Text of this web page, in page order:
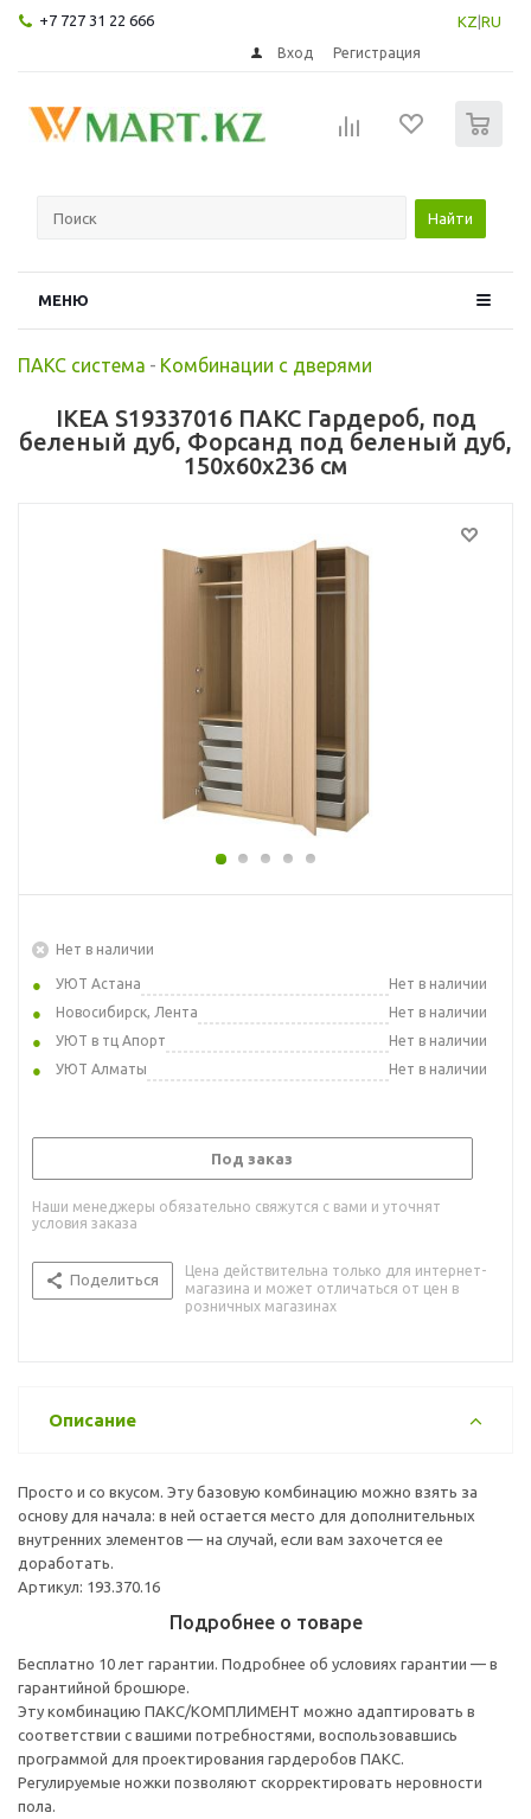
+7 727 31 22 666 KZ RU
Вход Регистрация
Найти
МЕНЮ
ПАКС система - Комбинации с дверями
IKEA S19337016 ПАКС Гардероб, под
беленый дуб, Форсанд под беленый дуб,
150x60x236 см
Нет в наличии
УЮТ Астана
Нет в наличии
Новосибирск, Лента
Нет в наличии
УЮТ в тц Апорт
Нет в наличии
УЮТ Алматы
Нет в наличии
Под заказ
Наши менеджеры обязательно свяжутся с вами и уточнят
условия заказа
Поделиться
Цена действительна только для интернет-
магазина и может отличаться от цен в
розничных магазинах
Описание
Просто и со вкусом. Эту базовую комбинацию можно взять за
основу для начала: в ней остается место для дополнительных
внутренних элементов — на случай, если вам захочется ее
доработать.
Артикул: 193.370.16
Подробнее о товаре
Бесплатно 10 лет гарантии. Подробнее об условиях гарантии — в
гарантийной брошюре.
Эту комбинацию ПАКС/КОМПЛИМЕНТ можно адаптировать в
соответствии с вашими потребностями, воспользовавшись
программой для проектирования гардеробов ПАКС.
Регулируемые ножки позволяют скорректировать неровности
пола.